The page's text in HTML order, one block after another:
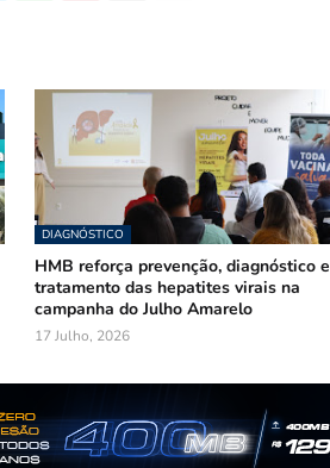
DIAGNÓSTICO
HMB reforça prevenção, diagnóstico e
tratamento das hepatites virais na
campanha do Julho Amarelo
17 Julho, 2026